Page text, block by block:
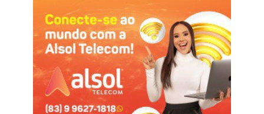
“O futebol hoje exige muito mais intensidade de todos.
Sabemos que o Paraibano é disputado e que vamos enfrentar
grandes equipes”.
— Jazon Vieira, novo treinador do Pombal.
Jazon tem um extenso currículo no futebol nordestino e já foi